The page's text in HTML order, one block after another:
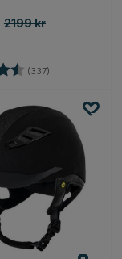
2199 kr
(337)